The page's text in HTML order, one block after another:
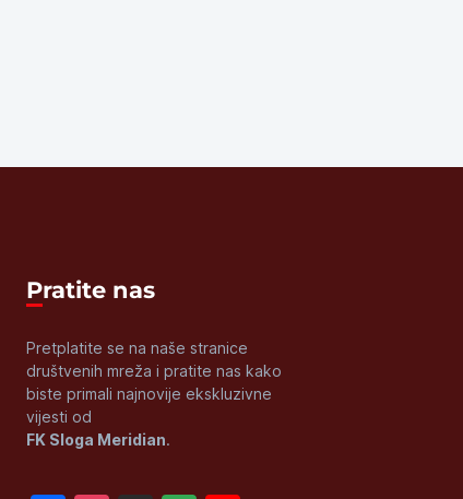
Pratite nas
Pretplatite se na naše stranice
društvenih mreža i pratite nas kako
biste primali najnovije ekskluzivne
vijesti od
FK Sloga Meridian.